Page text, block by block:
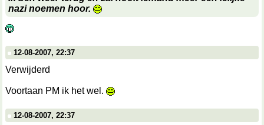
nazi noemen hoor.
12-08-2007, 22:37
Verwijderd
Voortaan PM ik het wel.
12-08-2007, 22:37